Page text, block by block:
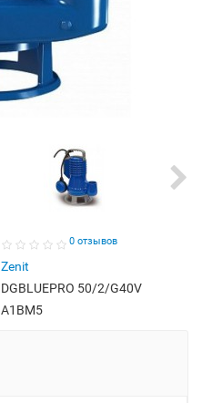
0 отзывов
Zenit
DGBLUEPRO 50/2/G40V
A1BM5